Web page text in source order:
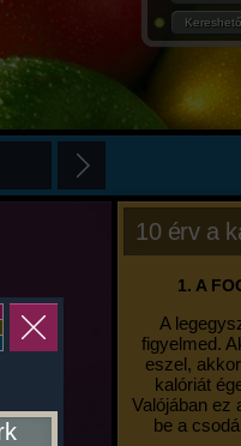
10 érv a
1. A
A
figyelmed.
eszel,
kalóriát
Valójában ez
be a